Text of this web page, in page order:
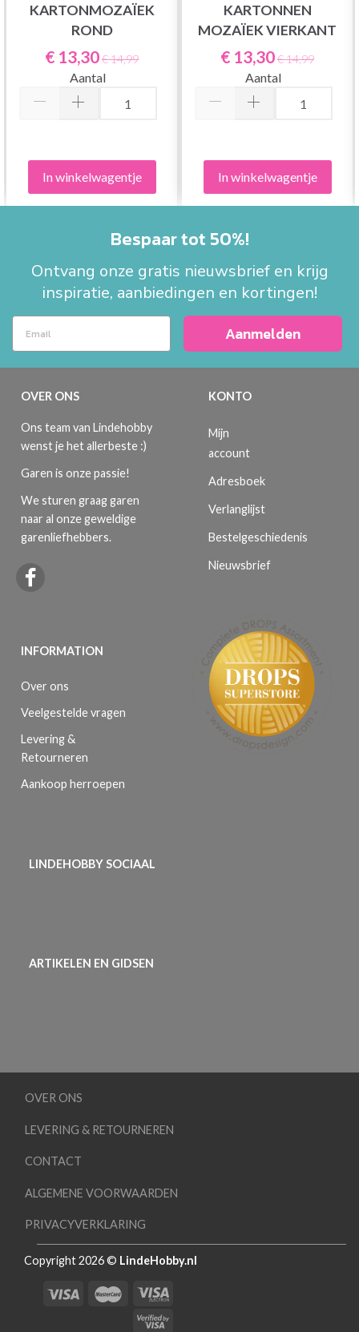
KARTONMOZAÏEK
ROND
€ 13,30€ 14,99
Aantal
In winkelwagentje
KARTONNEN
MOZAÏEK VIERKANT
€ 13,30€ 14,99
Aantal
In winkelwagentje
Bespaar tot 50%!
Ontvang onze gratis nieuwsbrief en krijg
inspiratie, aanbiedingen en kortingen!
Aanmelden
OVER ONS
Ons team van Lindehobby
wenst je het allerbeste :)
Garen is onze passie!
We sturen graag garen
naar al onze geweldige
garenliefhebbers.
INFORMATION
Over ons
Veelgestelde vragen
Levering &
Retourneren
Aankoop herroepen
KONTO
Mijn
account
Adresboek
Verlanglijst
Bestelgeschiedenis
Nieuwsbrief
LINDEHOBBY SOCIAAL
ARTIKELEN EN GIDSEN
OVER ONS
LEVERING & RETOURNEREN
CONTACT
ALGEMENE VOORWAARDEN
PRIVACYVERKLARING
Copyright 2026 © LindeHobby.nl